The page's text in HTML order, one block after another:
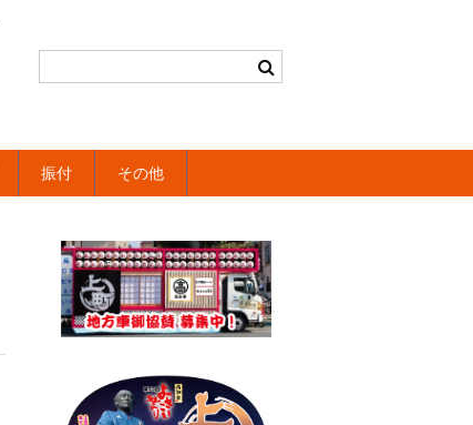
振付 その他